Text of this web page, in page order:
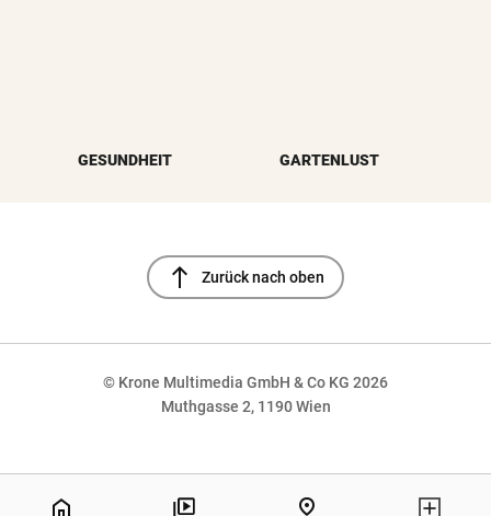
GESUNDHEIT GARTENLUST
north Zurück nach oben
© Krone Multimedia GmbH & Co KG 2026
Muthgasse 2, 1190 Wien
home pin_drop
NaN%